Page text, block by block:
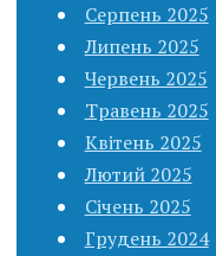
Серпень 2025
Липень 2025
Червень 2025
Травень 2025
Квітень 2025
Лютий 2025
Січень 2025
Грудень 2024